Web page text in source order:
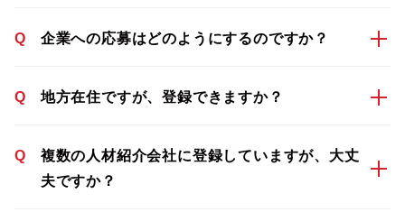
Q 企業への応募はどのようにするのですか？
Q 地方在住ですが、登録できますか？
Q
複数の人材紹介会社に登録していますが、大丈
夫ですか？